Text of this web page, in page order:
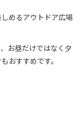
めるアウトドア広場
お昼だけではなく夕
おすすめです。